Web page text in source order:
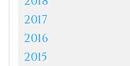
2017
2016
2015